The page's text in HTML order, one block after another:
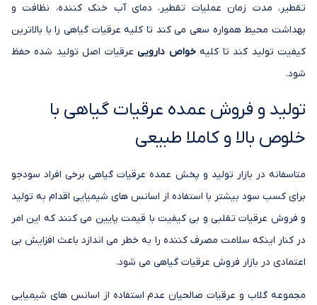
تقطیر، مدت زمان عملیات تقطیر، دمای آب خنک کننده، نظافت و
بهداشت محیط همواره سعی می کند تا کلیه عرقیات گیاهی را با بالاترین
کیفیت تولید کند تا کلیهخواص داروییعرقیات اصل تولید شده حفظ
شود.
تولید و فروش عمده عرقیات گیاهی با
خلوص بالا و کاملا طبیعی
متاسفانه در بازار تولید و پخش عمده عرقیات گیاهی برخی افراد سودجو
برای کسب سود بیشتر با استفاده از اسانس های شیمیایی اقدام به تولید
و فروش عرقیات تقلبی و بی کیفیت با قیمت پایین می کنند که این امر
در کنار اینکه سلامت مصرف کننده را به خطر می اندازد باعث افزایش بی
اعتمادی در بازار فروش عرقیات گیاهی می شود.
مجموعه گلاب و عرقیات صالحیان عدم استفاده از اسانس های شیمیایی